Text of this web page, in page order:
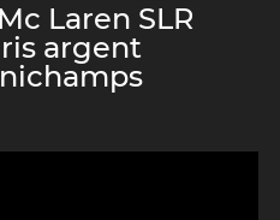
Laren SLR
argent